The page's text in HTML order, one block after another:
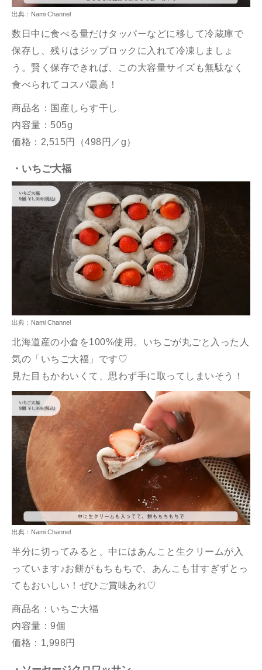
出典：Nami Channel
数日中に食べる量だけタッパーなどに移して冷蔵庫で
保存し、残りはジップロックに入れて冷凍しましょ
う。賢く保存できれば、この大容量サイズも無駄なく
食べられてコスパ最高！
商品名：国産しらす干し
内容量：505g
価格：2,515円（498円／g）
・いちご大福
出典：Nami Channel
北海道産の小倉を100%使用。いちごが丸ごと入った人
気の「いちご大福」です♡
見た目もかわいくて、思わず手に取ってしまいそう！
出典：Nami Channel
半分に切ってみると、中にはあんこと生クリームが入
っています♪お餅がもちもちで、あんこも甘すぎずとっ
てもおいしい！ぜひご賞味あれ♡
商品名：いちご大福
内容量：9個
価格：1,998円